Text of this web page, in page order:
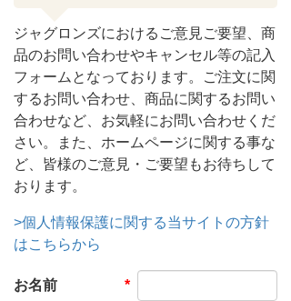
ジャグロンズにおけるご意見ご要望、商
品のお問い合わせやキャンセル等の記入
フォームとなっております。ご注文に関
するお問い合わせ、商品に関するお問い
合わせなど、お気軽にお問い合わせくだ
さい。また、ホームページに関する事な
ど、皆様のご意見・ご要望もお待ちして
おります。
>個人情報保護に関する当サイトの方針
はこちらから
お名前